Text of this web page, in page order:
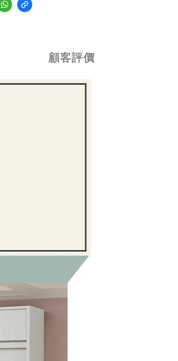
顧客評價